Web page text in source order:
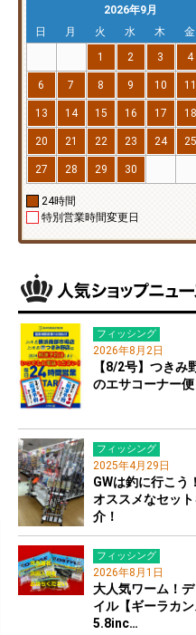
2026年9月
日
月 火 水 木 金
1
2 3 4
6 7 8 9 10 11
13 14 15 16 17 18
20 21 22 23 24 25
27 28 29 30
24時間
特別営業時間変更日
フィッシング
2026年8月2日
【8/2号】つきみ
のエサコーナー便
フィッシング
2025年4月29日
GWは釣に行こう
オススメなセッ
介！
フィッシング
2026年8月1日
大人気ワーム！デ
イル【ギーラカン
5.8inc…